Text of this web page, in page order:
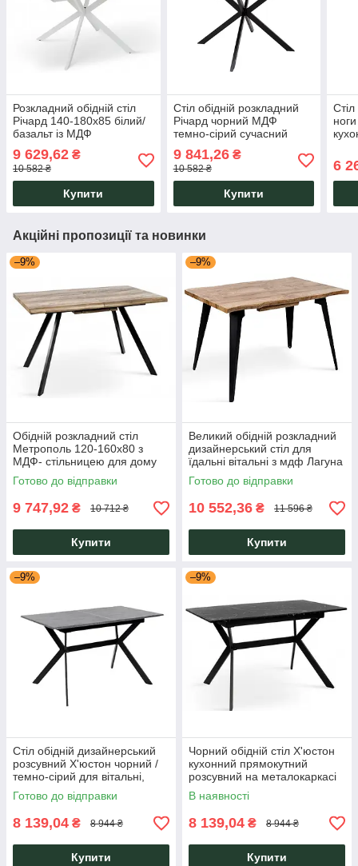
Розкладний обідній стіл
Річард 140-180x85 білий/
базальт із МДФ
стільницею на
металевому каркасі Мікс
Меблі
9 629,62 ₴
10 582 ₴
Купити
Стіл обідній розкладний
Річард чорний МДФ
темно-сірий сучасний
дизайн для кухні, вітальні
Мікс Меблі
9 841,26₴
10 582 ₴
Купити
Стіл
6
Акційні пропозиції та новинки
–9%
Обідній розкладний стіл
Метрополь 120-160x80 з
МДФ- стільницею для дому
Мікс Меблі
Готово до відправки
9 747,92 ₴ 10 712 ₴
Купити
–9%
Великий обідній розкладний
дизайнерський стіл для
їдальні вітальні з мдф Лагуна
120 (+40)х80 Мікс Мебель
Готово до відправки
10 552,36 ₴ 11 596 ₴
Купити
–9%
Стіл обідній дизайнерський
розсувний Х'юстон чорний /
темно-сірий для вітальні,
кухні, їдальні Мікс Меблі
Готово до відправки
8 139,04 ₴ 8 944 ₴
Купити
–9%
Чорний обідній стіл Х'юстон
кухонний прямокутний
розсувний на металокаркасі
для дому, кафе Мікс Мебель
В наявності
8 139,04 ₴ 8 944 ₴
Купити